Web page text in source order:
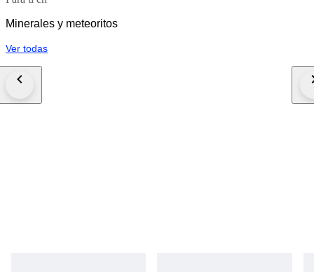
Minerales y meteoritos
Ver todas